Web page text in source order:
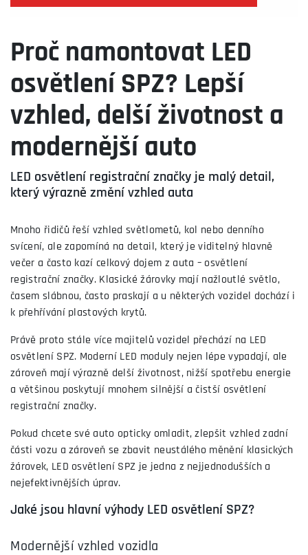
Proč namontovat LED
osvětlení SPZ? Lepší
vzhled, delší životnost a
modernější auto
LED osvětlení registrační značky je malý detail,
který výrazně změní vzhled auta
Mnoho řidičů řeší vzhled světlometů, kol nebo denního
svícení, ale zapomíná na detail, který je viditelný hlavně
večer a často kazí celkový dojem z auta – osvětlení
registrační značky. Klasické žárovky mají nažloutlé světlo,
časem slábnou, často praskají a u některých vozidel dochází i
k přehřívání plastových krytů.
Právě proto stále více majitelů vozidel přechází na LED
osvětlení SPZ. Moderní LED moduly nejen lépe vypadají, ale
zároveň mají výrazně delší životnost, nižší spotřebu energie
a většinou poskytují mnohem silnější a čistší osvětlení
registrační značky.
Pokud chcete své auto opticky omladit, zlepšit vzhled zadní
části vozu a zároveň se zbavit neustálého měnění klasických
žárovek, LED osvětlení SPZ je jedna z nejjednodušších a
nejefektivnějších úprav.
Jaké jsou hlavní výhody LED osvětlení SPZ?
Modernější vzhled vozidla